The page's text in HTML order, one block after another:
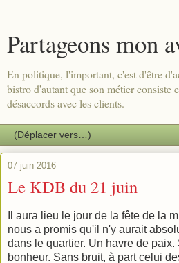
Partageons mon
En politique, l'important, c'est d'être
bistro d'autant que son métier consiste
désaccords avec les clients.
07 juin 2016
Le KDB du 21 juin
Il aura lieu le jour de la fête de la
nous a promis qu'il n'y aurait
dans le quartier. Un havre de
bonheur. Sans bruit, à part celui